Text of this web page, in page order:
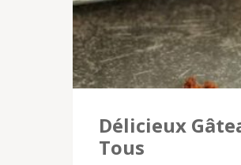
Délicieux
Tous